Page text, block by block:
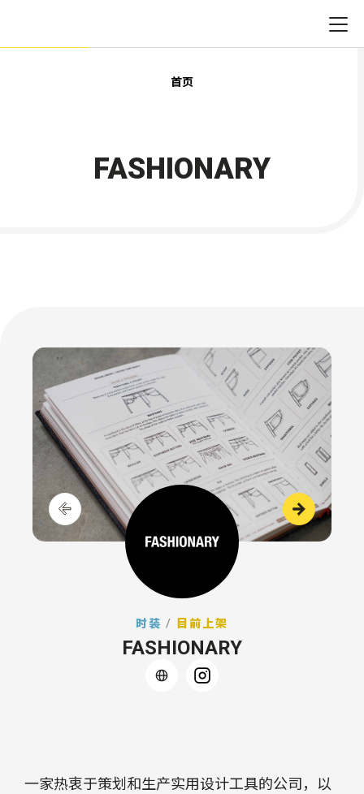
首页
FASHIONARY
时装 / 目前上架
FASHIONARY
一家热衷于策划和生产实用设计工具的公司，以